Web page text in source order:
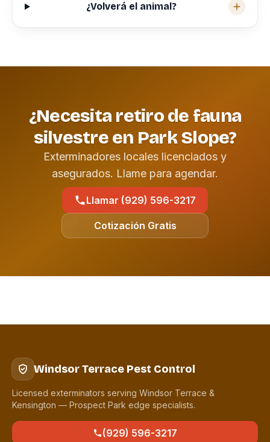
¿Volverá el animal?
¿Necesita retiro de fauna
silvestre en Park Slope?
Exterminadores locales licenciados y
asegurados. Llame para agendar.
Llamar (929) 596-3217
Cotización Gratis
Windsor Terrace Pest Control
Licensed exterminators serving Windsor Terrace &
Kensington — Prospect Park edge specialists.
(929) 596-3217